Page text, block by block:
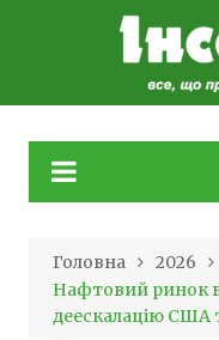
Головна 2026
Нафтовий ринок
деескалацію США